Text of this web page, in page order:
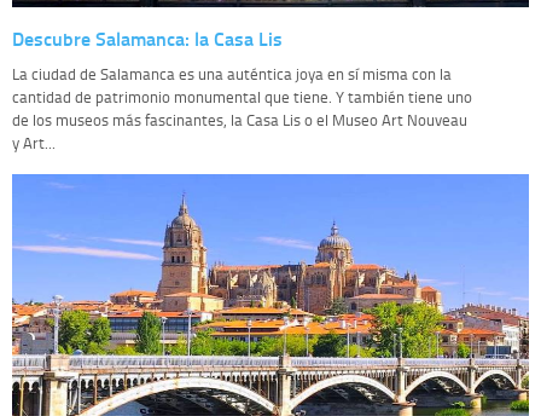
Descubre Salamanca: la Casa Lis
La ciudad de Salamanca es una auténtica joya en sí misma con la
cantidad de patrimonio monumental que tiene. Y también tiene uno
de los museos más fascinantes, la Casa Lis o el Museo Art Nouveau
y Art...